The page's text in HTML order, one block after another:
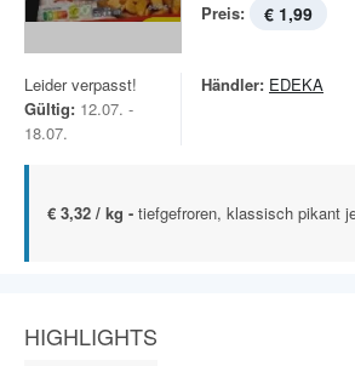
Preis: € 1,99
Leider verpasst!
Gültig: 12.07. -
18.07.
Händler: EDEKA
€ 3,32 / kg - tiefgefroren, klassisch pikant
HIGHLIGHTS